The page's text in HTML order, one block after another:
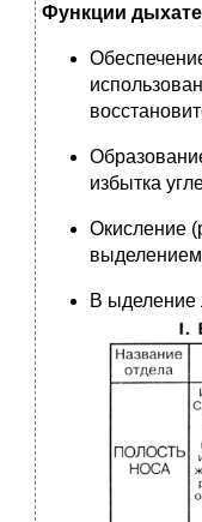
Функции
избытка
Окисление
выделением
В ыделение